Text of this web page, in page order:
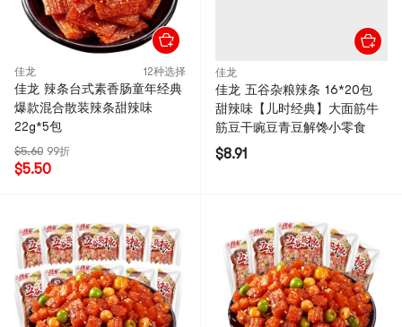
佳龙 12种选择
佳龙 辣条台式素香肠童年经典
爆款混合散装辣条甜辣味
22g*5包
$5.60 99折
$5.50
佳龙
佳龙 五谷杂粮辣条 16*20包
甜辣味【儿时经典】大面筋牛
筋豆干豌豆青豆解馋小零食
$8.91